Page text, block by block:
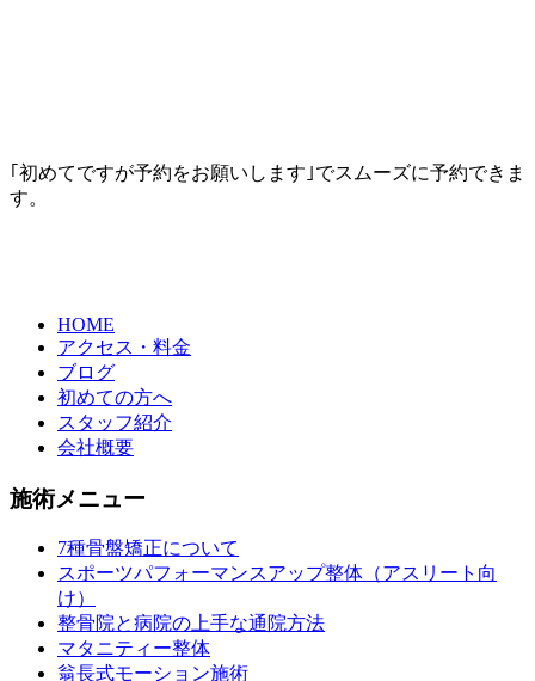
｢初めてですが予約をお願いします｣でスムーズに予約できま
す。
HOME
アクセス・料金
ブログ
初めての方へ
スタッフ紹介
会社概要
施術メニュー
7種骨盤矯正について
スポーツパフォーマンスアップ整体（アスリート向
け）
整骨院と病院の上手な通院方法
マタニティー整体
翁長式モーション施術